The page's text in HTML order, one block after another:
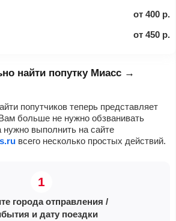
от 400 р.
от 450 р.
попутчиков теперь представляет
больше не нужно обзванивать
нужно выполнить на сайте
всего несколько простых действий.
города отправления /
и дату поездки